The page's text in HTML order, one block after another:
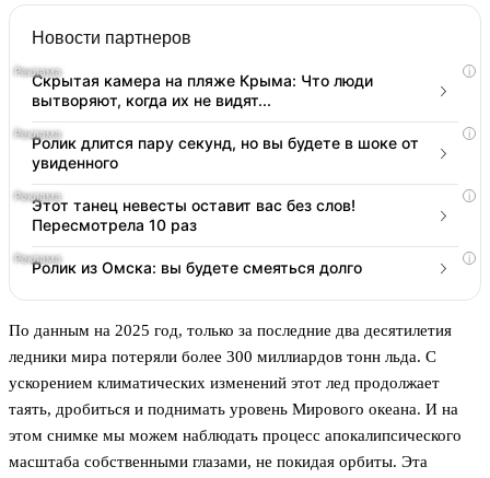
Новости партнеров
i
Скрытая камера на пляже Крыма: Что люди
вытворяют, когда их не видят...
i
Ролик длится пару секунд, но вы будете в шоке от
увиденного
i
Этот танец невесты оставит вас без слов!
Пересмотрела 10 раз
i
Ролик из Омска: вы будете смеяться долго
По данным на 2025 год, только за последние два десятилетия
ледники мира потеряли более 300 миллиардов тонн льда. С
ускорением климатических изменений этот лед продолжает
таять, дробиться и поднимать уровень Мирового океана. И на
этом снимке мы можем наблюдать процесс апокалипсического
масштаба собственными глазами, не покидая орбиты. Эта